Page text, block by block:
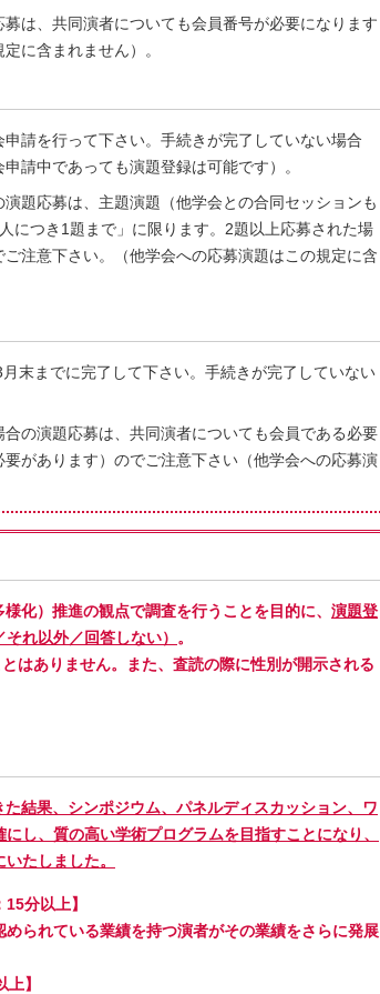
は、共同演者についても会員番号が必要になります
に含まれません）。
請を行って下さい。手続きが完了していない場合
請中であっても演題登録は可能です）。
題応募は、主題演題（他学会との合同セッションも
につき1題まで」に限ります。2題以上応募された場
注意下さい。（他学会への応募演題はこの規定に含
末までに完了して下さい。手続きが完了していない
の演題応募は、共同演者についても会員である必要
があります）のでご注意下さい（他学会への応募演
化）推進の観点で調査を行うことを目的に、 演題登
れ以外／回答しない） 。
はありません。また、査読の際に性別が開示される
結果、シンポジウム、パネルディスカッション、ワ
し、質の高い学術プログラムを目指すことになり、
たしました。
分以上】
られている業績を持つ演者がその業績をさらに発展
】